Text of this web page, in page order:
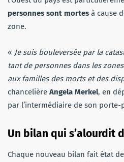
personnes sont mortes à cause
zone.
« Je suis bouleversée par la
tant de personnes dans les
aux familles des morts et des
chancelière Angela Merkel, en
par l’intermédiaire de son porte-
Un bilan qui s’alourdit
Chaque nouveau bilan fait état